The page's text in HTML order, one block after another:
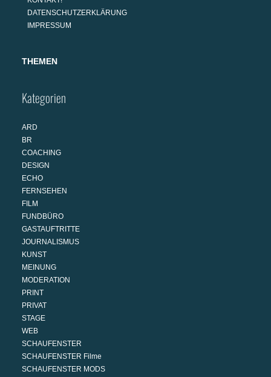
DATENSCHUTZERKLÄRUNG
IMPRESSUM
THEMEN
Kategorien
ARD
BR
COACHING
DESIGN
ECHO
FERNSEHEN
FILM
FUNDBÜRO
GASTAUFTRITTE
JOURNALISMUS
KUNST
MEINUNG
MODERATION
PRINT
PRIVAT
STAGE
WEB
SCHAUFENSTER
SCHAUFENSTER Filme
SCHAUFENSTER MODS